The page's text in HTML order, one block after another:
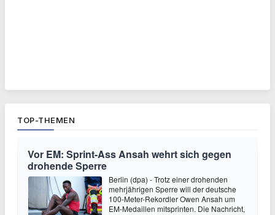
TOP-THEMEN
Vor EM: Sprint-Ass Ansah wehrt sich gegen
drohende Sperre
Berlin (dpa) - Trotz einer drohenden
mehrjährigen Sperre will der deutsche
100-Meter-Rekordler Owen Ansah um
EM-Medaillen mitsprinten. Die Nachricht,